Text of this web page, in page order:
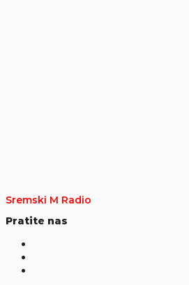
Sremski M Radio
Pratite nas